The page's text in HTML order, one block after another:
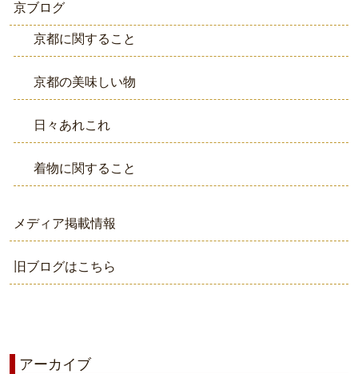
京ブログ
京都に関すること
京都の美味しい物
日々あれこれ
着物に関すること
メディア掲載情報
旧ブログはこちら
アーカイブ